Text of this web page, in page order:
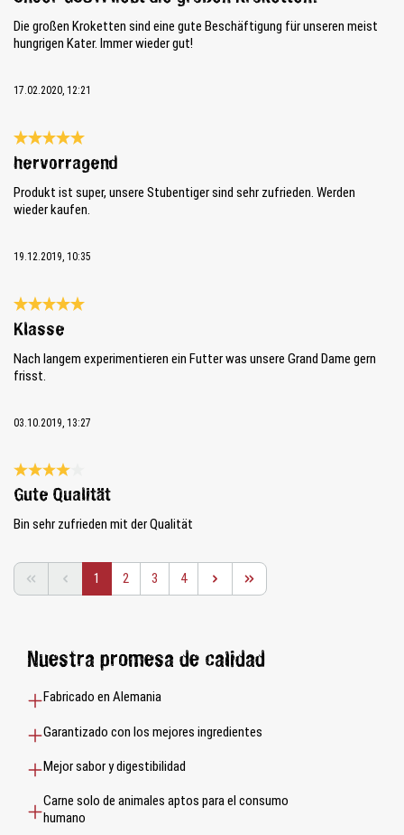
Die großen Kroketten sind eine gute Beschäftigung für unseren meist
hungrigen Kater. Immer wieder gut!
17.02.2020, 12:21
Reseña con calificación de 5 de 5 estrellas
hervorragend
Produkt ist super, unsere Stubentiger sind sehr zufrieden. Werden
wieder kaufen.
19.12.2019, 10:35
Reseña con calificación de 5 de 5 estrellas
Klasse
Nach langem experimentieren ein Futter was unsere Grand Dame gern
frisst.
03.10.2019, 13:27
Reseña con calificación de 4 de 5 estrellas
Gute Qualität
Bin sehr zufrieden mit der Qualität
Página
1 Página
2 Página
3 Página
4
Nuestra promesa de calidad
Fabricado en Alemania
Garantizado con los mejores ingredientes
Mejor sabor y digestibilidad
Carne solo de animales aptos para el consumo
humano